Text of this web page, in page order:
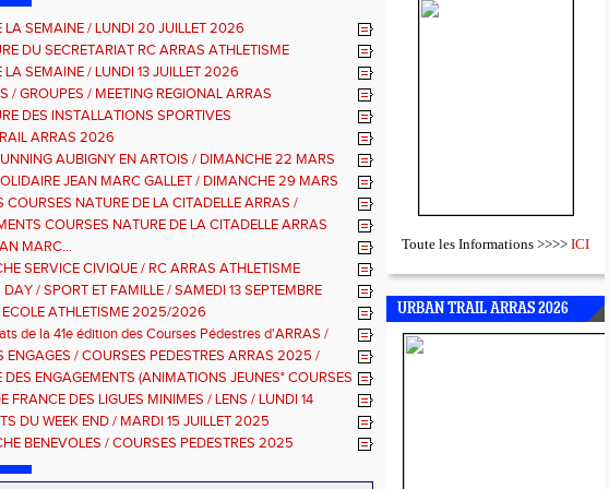
LA SEMAINE / LUNDI 20 JUILLET 2026
DU SECRETARIAT RC ARRAS ATHLETISME
LA SEMAINE / LUNDI 13 JUILLET 2026
/ GROUPES / MEETING REGIONAL ARRAS
DES INSTALLATIONS SPORTIVES
ARRAS 2026
AUBIGNY EN ARTOIS / DIMANCHE 22 MARS
JEAN MARC GALLET / DIMANCHE 29 MARS
COURSES NATURE DE LA CITADELLE ARRAS /
9 NOVEMBRE 2025
COURSES NATURE DE LA CITADELLE ARRAS
MARC...
SERVICE CIVIQUE / RC ARRAS ATHLETISME
DAY / SPORT ET FAMILLE / SAMEDI 13 SEPTEMBRE
ECOLE ATHLETISME 2025/2026
de la 41e édition des Courses Pédestres d'ARRAS /
31 Aout 2025
ENGAGES / COURSES PEDESTRES ARRAS 2025 /
2KM
DES ENGAGEMENTS (ANIMATIONS JEUNES° COURSES
ARRAS
FRANCE DES LIGUES MINIMES / LENS / LUNDI 14
DU WEEK END / MARDI 15 JUILLET 2025
BENEVOLES / COURSES PEDESTRES 2025
Toute les Informations >>>> ICI
URBAN TRAIL ARRAS 2026